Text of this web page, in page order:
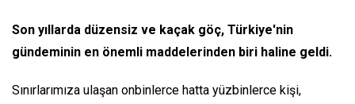
Son yıllarda düzensiz ve kaçak göç, Türkiye'nin
gündeminin en önemli maddelerinden biri haline geldi.
Sınırlarımıza ulaşan onbinlerce hatta yüzbinlerce kişi,